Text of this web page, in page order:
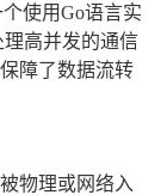
使用Go语言实
高并发的通信
障了数据流转
物理或网络入